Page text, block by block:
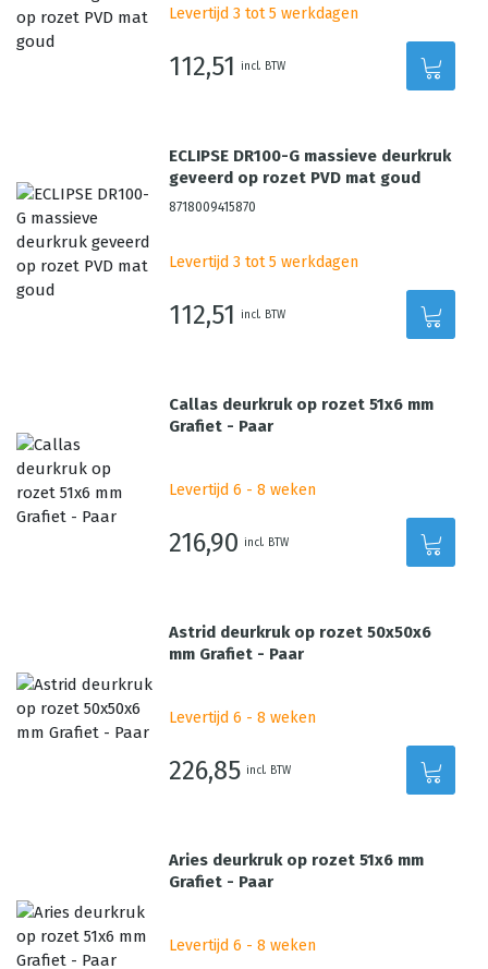
Levertijd 3 tot 5 werkdagen
112,51 incl. BTW
ECLIPSE DR100-G massieve deurkruk
geveerd op rozet PVD mat goud
8718009415870
Levertijd 3 tot 5 werkdagen
112,51 incl. BTW
Callas deurkruk op rozet 51x6 mm
Grafiet - Paar
Levertijd 6 - 8 weken
216,90 incl. BTW
Astrid deurkruk op rozet 50x50x6
mm Grafiet - Paar
Levertijd 6 - 8 weken
226,85 incl. BTW
Aries deurkruk op rozet 51x6 mm
Grafiet - Paar
Levertijd 6 - 8 weken